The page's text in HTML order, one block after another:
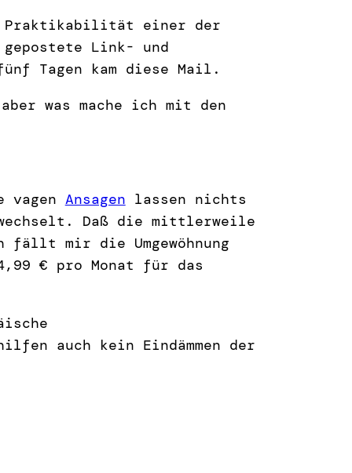
Praktikabilität einer der
Link- und
Tagen kam diese Mail.
was mache ich mit den
Ansagen lassen nichts
Daß die mittlerweile
mir die Umgewöhnung
€ pro Monat für das
auch kein Eindämmen der